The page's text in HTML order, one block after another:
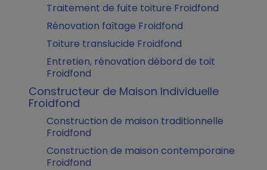
Traitement de fuite toiture Froidfond
Rénovation faîtage Froidfond
Toiture translucide Froidfond
Entretien, rénovation débord de toit
Froidfond
Constructeur de Maison Individuelle
Froidfond
Construction de maison traditionnelle
Froidfond
Construction de maison contemporaine
Froidfond